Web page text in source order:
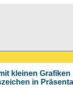
kleinen
in